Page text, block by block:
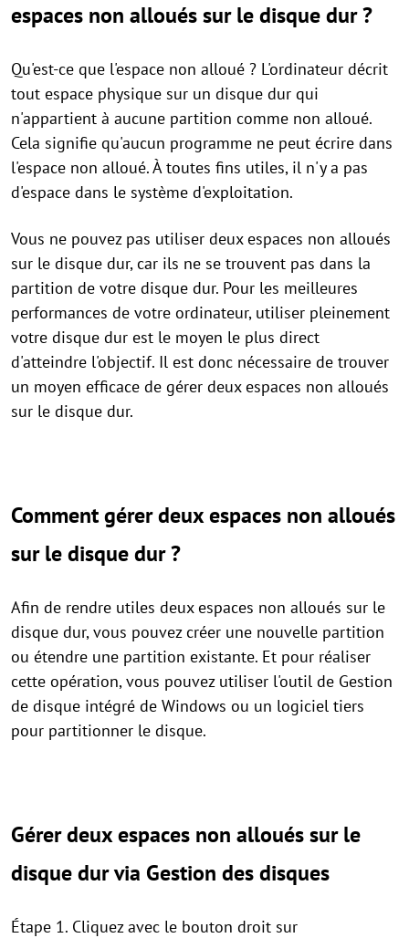
espaces non alloués sur le disque dur ?
Qu'est-ce que l'espace non alloué ? L'ordinateur décrit
tout espace physique sur un disque dur qui
n'appartient à aucune partition comme non alloué.
Cela signifie qu'aucun programme ne peut écrire dans
l'espace non alloué. À toutes fins utiles, il n'y a pas
d'espace dans le système d'exploitation.
Vous ne pouvez pas utiliser deux espaces non alloués
sur le disque dur, car ils ne se trouvent pas dans la
partition de votre disque dur. Pour les meilleures
performances de votre ordinateur, utiliser pleinement
votre disque dur est le moyen le plus direct
d'atteindre l'objectif. Il est donc nécessaire de trouver
un moyen efficace de gérer deux espaces non alloués
sur le disque dur.
Comment gérer deux espaces non alloués
sur le disque dur ?
Afin de rendre utiles deux espaces non alloués sur le
disque dur, vous pouvez créer une nouvelle partition
ou étendre une partition existante. Et pour réaliser
cette opération, vous pouvez utiliser l'outil de Gestion
de disque intégré de Windows ou un logiciel tiers
pour partitionner le disque.
Gérer deux espaces non alloués sur le
disque dur via Gestion des disques
Étape 1. Cliquez avec le bouton droit sur